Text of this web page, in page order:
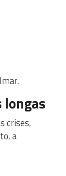
longas
crises,
a